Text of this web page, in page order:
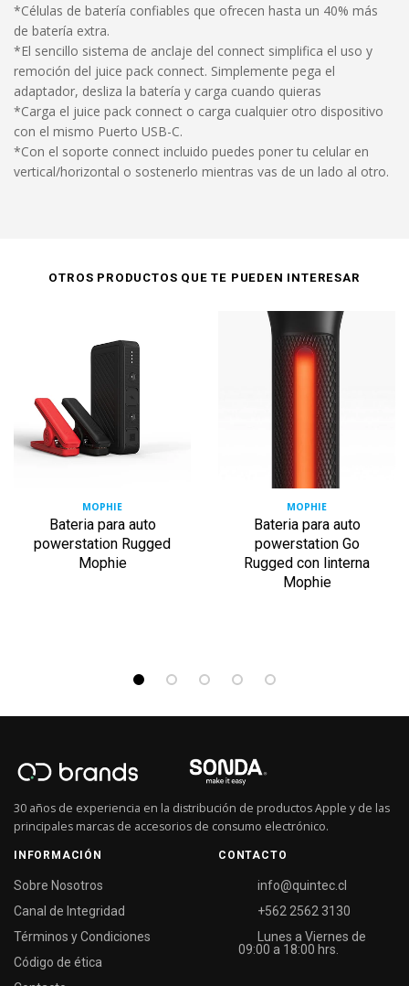
*Células de batería confiables que ofrecen hasta un 40% más
de batería extra.
*El sencillo sistema de anclaje del connect simplifica el uso y
remoción del juice pack connect. Simplemente pega el
adaptador, desliza la batería y carga cuando quieras
*Carga el juice pack connect o carga cualquier otro dispositivo
con el mismo Puerto USB-C.
*Con el soporte connect incluido puedes poner tu celular en
vertical/horizontal o sostenerlo mientras vas de un lado al otro.
OTROS PRODUCTOS QUE TE PUEDEN INTERESAR
MOPHIE
Bateria para auto
powerstation Rugged
Mophie
MOPHIE
Bateria para auto
powerstation Go
Rugged con linterna
Mophie
30 años de experiencia en la distribución de productos Apple y de las
principales marcas de accesorios de consumo electrónico.
INFORMACIÓN
Sobre Nosotros
Canal de Integridad
Términos y Condiciones
Código de ética
CONTACTO
info@quintec.cl
+562 2562 3130
Lunes a Viernes de
09:00 a 18:00 hrs.